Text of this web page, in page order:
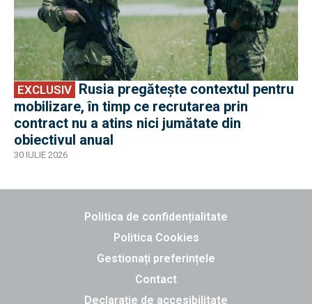
EXCLUSIV
mobilizare, în timp ce recrutarea prin
contract nu a atins nici jumătate din
obiectivul anual
30 IULIE 2026
Politica de confidențialitate
Politica Cookies
Gestionați preferințele
Contact
Declarație de accesibilitate